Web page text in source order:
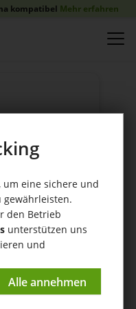
kompatibel Mehr erfahren
um eine sichere und
gewährleisten.
den Betrieb
unterstützen uns
und